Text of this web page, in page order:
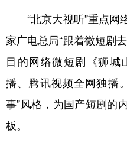
多语种频道
English Español
“北京大视听”重点网
家广电总局“跟着微短剧
目的网络微短剧《狮城
播、腾讯视频全网独播
事”风格，为国产短剧的
板。